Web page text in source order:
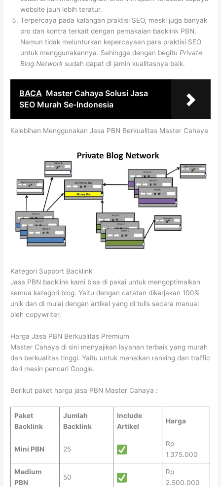
website jauh lebih teratur.
Terpercaya pada kalangan praktisi SEO, meski juga banyak
pro dan kontra terkait dengan pemakaian backlink PBN.
Namun tidak melunturkan kepercayaan para praktisi SEO
untuk menggunakannya. Sehingga dengan begituPrivate
Blog Network sudah dapat di jamin kualitasnya baik.
BACA Master Cahaya Solusi Jasa
SEO Murah Se-Indonesia
Kelebihan Menggunakan Jasa PBN Berkualitas Master Cahaya
Kategori Support Backlink
Jasa PBN backlink kami bisa di pakai untuk mengoptimalkan
semua kategori blog. Yaitu dengan catatan dikerjakan 100%
unik dan di mulai dengan artikel yang di tulis secara manual
oleh copywriter.
Harga Jasa PBN Berkualitas Premium
Master Cahaya di sini menyajikan layanan terbaik yang murah
dan berkualitas tinggi. Yaitu untuk menaikan ranking dan traffic
dari mesin pencari Google.
Berikut paket harga jasa PBN Master Cahaya :
Paket
Backlink
Jumlah
Backlink
Include
Artikel
Harga
Mini PBN 25
Rp
1.375.000
Medium
PBN
50
Rp
2.500.000